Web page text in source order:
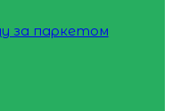
за паркетом